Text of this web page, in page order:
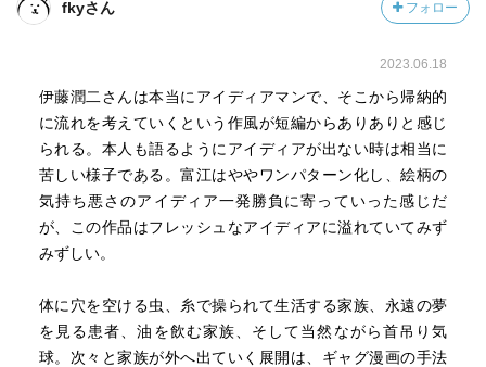
fkyさん フォロー
2023.06.18
伊藤潤二さんは本当にアイディアマンで、そこから帰納的
に流れを考えていくという作風が短編からありありと感じ
られる。本人も語るようにアイディアが出ない時は相当に
苦しい様子である。富江はややワンパターン化し、絵柄の
気持ち悪さのアイディア一発勝負に寄っていった感じだ
が、この作品はフレッシュなアイディアに溢れていてみず
みずしい。
体に穴を空ける虫、糸で操られて生活する家族、永遠の夢
を見る患者、油を飲む家族、そして当然ながら首吊り気
球。次々と家族が外へ出ていく展開は、ギャグ漫画の手法